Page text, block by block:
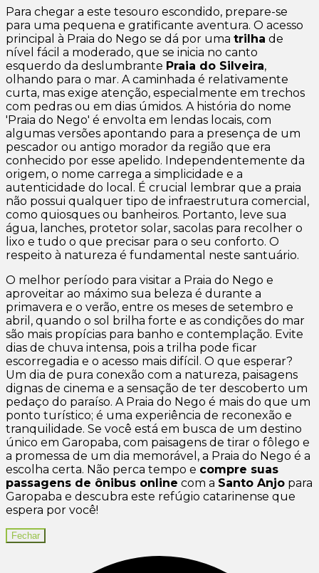
Para chegar a este tesouro escondido, prepare-se
para uma pequena e gratificante aventura. O acesso
principal à Praia do Nego se dá por uma trilha de
nível fácil a moderado, que se inicia no canto
esquerdo da deslumbrante Praia do Silveira,
olhando para o mar. A caminhada é relativamente
curta, mas exige atenção, especialmente em trechos
com pedras ou em dias úmidos. A história do nome
'Praia do Nego' é envolta em lendas locais, com
algumas versões apontando para a presença de um
pescador ou antigo morador da região que era
conhecido por esse apelido. Independentemente da
origem, o nome carrega a simplicidade e a
autenticidade do local. É crucial lembrar que a praia
não possui qualquer tipo de infraestrutura comercial,
como quiosques ou banheiros. Portanto, leve sua
água, lanches, protetor solar, sacolas para recolher o
lixo e tudo o que precisar para o seu conforto. O
respeito à natureza é fundamental neste santuário.
O melhor período para visitar a Praia do Nego e
aproveitar ao máximo sua beleza é durante a
primavera e o verão, entre os meses de setembro e
abril, quando o sol brilha forte e as condições do mar
são mais propícias para banho e contemplação. Evite
dias de chuva intensa, pois a trilha pode ficar
escorregadia e o acesso mais difícil. O que esperar?
Um dia de pura conexão com a natureza, paisagens
dignas de cinema e a sensação de ter descoberto um
pedaço do paraíso. A Praia do Nego é mais do que um
ponto turístico; é uma experiência de reconexão e
tranquilidade. Se você está em busca de um destino
único em Garopaba, com paisagens de tirar o fôlego e
a promessa de um dia memorável, a Praia do Nego é a
escolha certa. Não perca tempo e compre suas
passagens de ônibus online com a Santo Anjo para
Garopaba e descubra este refúgio catarinense que
espera por você!
Fechar